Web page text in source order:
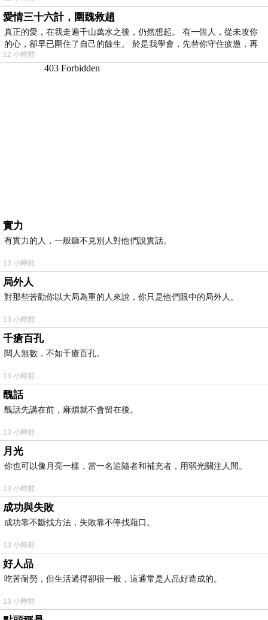
愛情三十六計，圍魏救趙
真正的愛，在我走遍千山萬水之後，仍然想起。 有一個人，從未攻你
的心，卻早已圍住了自己的餘生。 於是我學會，先替你守住疲憊，再
12 小時前
實力
有實力的人，一般聽不見別人對他們說實話。
13 小時前
局外人
對那些苦勸你以大局為重的人來說，你只是他們眼中的局外人。
13 小時前
千瘡百孔
閱人無數，不如千瘡百孔。
13 小時前
醜話
醜話先講在前，麻煩就不會留在後。
13 小時前
月光
你也可以像月亮一樣，當一名追隨者和補充者，用弱光關注人間。
13 小時前
成功與失敗
成功靠不斷找方法，失敗靠不停找藉口。
13 小時前
好人品
吃苦耐勞，但生活過得卻很一般，這通常是人品好造成的。
13 小時前